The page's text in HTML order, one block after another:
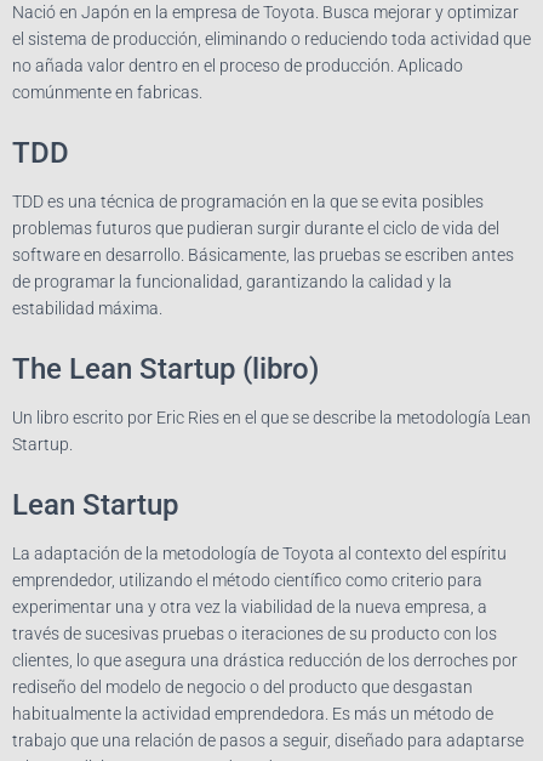
Nació en Japón en la empresa de Toyota. Busca mejorar y optimizar
el sistema de producción, eliminando o reduciendo toda actividad que
no añada valor dentro en el proceso de producción. Aplicado
comúnmente en fabricas.
TDD
TDD es una técnica de programación en la que se evita posibles
problemas futuros que pudieran surgir durante el ciclo de vida del
software en desarrollo. Básicamente, las pruebas se escriben antes
de programar la funcionalidad, garantizando la calidad y la
estabilidad máxima.
The Lean Startup (libro)
Un libro escrito por Eric Ries en el que se describe la metodología Lean
Startup.
Lean Startup
La adaptación de la metodología de Toyota al contexto del espíritu
emprendedor, utilizando el método científico como criterio para
experimentar una y otra vez la viabilidad de la nueva empresa, a
través de sucesivas pruebas o iteraciones de su producto con los
clientes, lo que asegura una drástica reducción de los derroches por
rediseño del modelo de negocio o del producto que desgastan
habitualmente la actividad emprendedora. Es más un método de
trabajo que una relación de pasos a seguir, diseñado para adaptarse